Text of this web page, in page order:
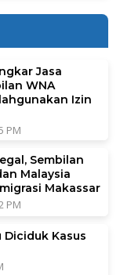
Jasa
WNA
Izin
PM
Sembilan
Malaysia
Makassar
PM
Diciduk Kasus